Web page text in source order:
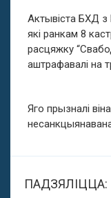
Актывіста БХД
які ранкам 8
расцяжку
аштрафавалі на
Яго прызналі
ПАДЗЯЛІЦЦА: